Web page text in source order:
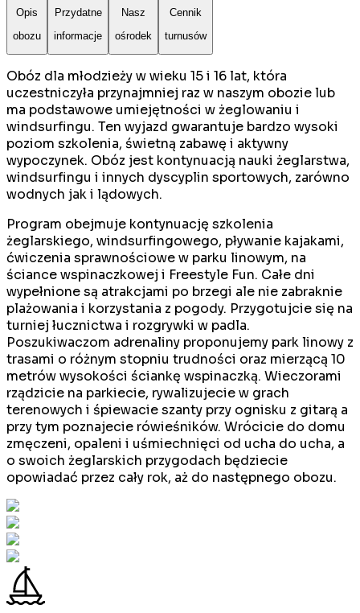
Opis
obozu
Przydatne
informacje
Nasz
ośrodek
Cennik
turnusów
Obóz dla młodzieży w wieku 15 i 16 lat, która
uczestniczyła przynajmniej raz w naszym obozie lub
ma podstawowe umiejętności w żeglowaniu i
windsurfingu. Ten wyjazd gwarantuje bardzo wysoki
poziom szkolenia, świetną zabawę i aktywny
wypoczynek. Obóz jest kontynuacją nauki żeglarstwa,
windsurfingu i innych dyscyplin sportowych, zarówno
wodnych jak i lądowych.
Program obejmuje kontynuację szkolenia
żeglarskiego, windsurfingowego, pływanie kajakami,
ćwiczenia sprawnościowe w parku linowym, na
ściance wspinaczkowej i Freestyle Fun. Całe dni
wypełnione są atrakcjami po brzegi ale nie zabraknie
plażowania i korzystania z pogody. Przygotujcie się na
turniej łucznictwa i rozgrywki w padla.
Poszukiwaczom adrenaliny proponujemy park linowy z
trasami o różnym stopniu trudności oraz mierzącą 10
metrów wysokości ściankę wspinaczką. Wieczorami
rządzicie na parkiecie, rywalizujecie w grach
terenowych i śpiewacie szanty przy ognisku z gitarą a
przy tym poznajecie rówieśników. Wrócicie do domu
zmęczeni, opaleni i uśmiechnięci od ucha do ucha, a
o swoich żeglarskich przygodach będziecie
opowiadać przez cały rok, aż do następnego obozu.